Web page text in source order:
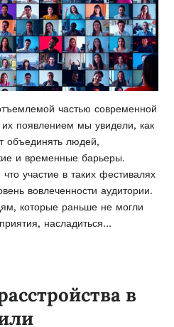
частью современной
появлением мы увидели, как
объединять людей,
и временные барьеры.
участие в таких фестивалях
вовлеченности аудитории.
которые раньше не могли
насладиться…
в